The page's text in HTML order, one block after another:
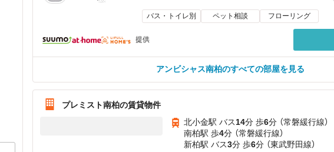
バス・トイレ別 ペット相談 フローリング
提供
アンビシャス南柏のすべての部屋を見る
プレミスト南柏の賃貸物件
北小金駅 バス14分 歩6分 （常磐緩行線）
南柏駅 歩4分 （常磐緩行線）
新柏駅 バス3分 歩6分 （東武野田線）